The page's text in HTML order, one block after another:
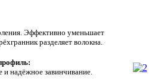
Эффективно уменьшает
разделяет волокна.
надёжное завинчивание.